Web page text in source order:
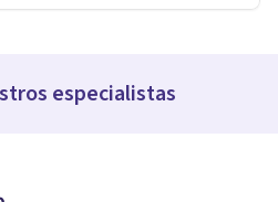
especialistas